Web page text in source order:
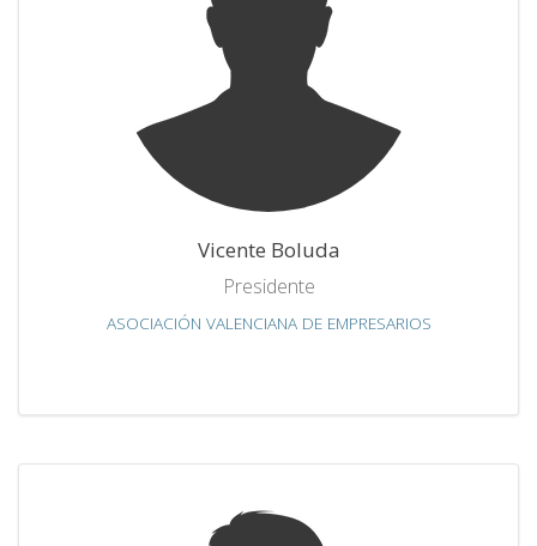
Vicente Boluda
Presidente
ASOCIACIÓN VALENCIANA DE EMPRESARIOS